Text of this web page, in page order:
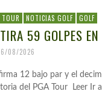
NOTICIAS GOLF GOLF
59 GOLPES
08/2026
12 bajo par y el
del PGA Tour Leer Ir